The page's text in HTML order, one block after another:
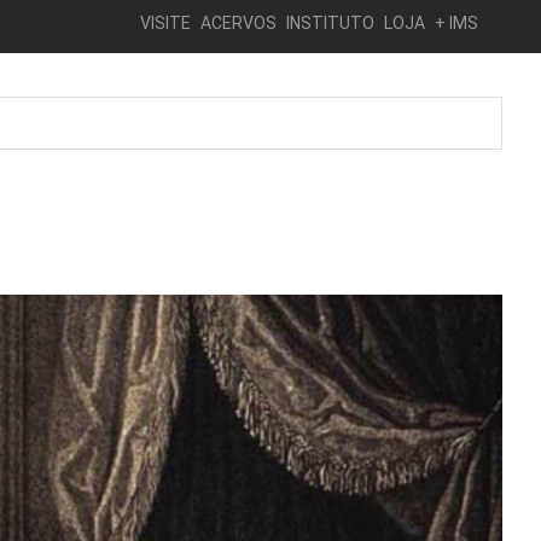
VISITE ACERVOS INSTITUTO LOJA + IMS